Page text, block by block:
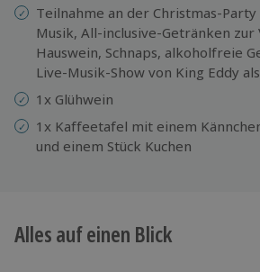
Teilnahme an der Christmas-Party
Musik, All-inclusive-Getränken
Hauswein, Schnaps, alkoholfreie
Live-Musik-Show von King Eddy
1x Glühwein
1x Kaffeetafel mit einem
und einem Stück Kuchen
Alles auf einen Blick